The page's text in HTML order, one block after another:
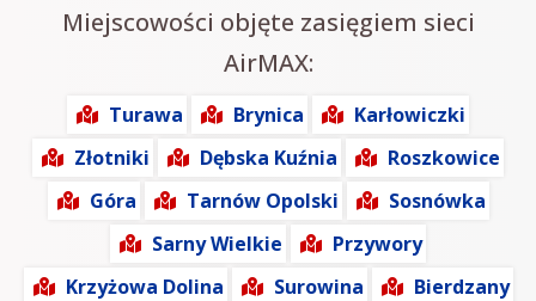
Miejscowości objęte zasięgiem sieci
AirMAX:
Turawa Brynica
Karłowiczki
Złotniki
Dębska Kuźnia
Roszkowice
Góra
Tarnów Opolski
Sosnówka
Sarny Wielkie
Przywory
Krzyżowa Dolina
Surowina Bierdzany